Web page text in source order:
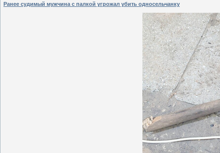
Ранее судимый мужчина с палкой угрожал убить односельчанку